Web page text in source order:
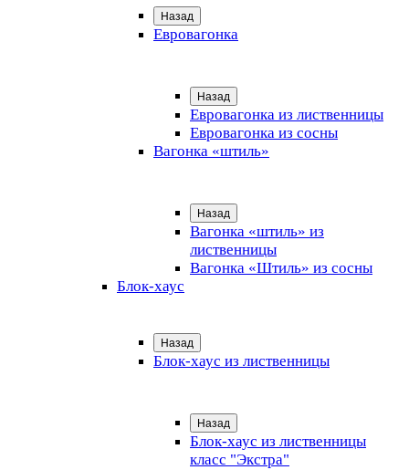
Назад
Евровагонка
Назад
Евровагонка из лиственницы
Евровагонка из сосны
Вагонка «штиль»
Назад
Вагонка «штиль» из
лиственницы
Вагонка «Штиль» из сосны
Блок-хаус
Назад
Блок-хаус из лиственницы
Назад
Блок-хаус из лиственницы
класс "Экстра"